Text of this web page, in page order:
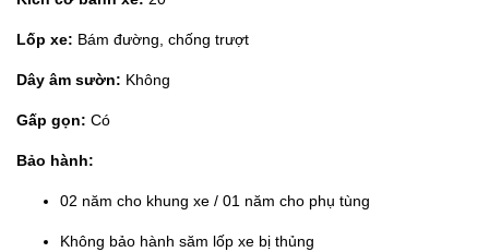
Lốp xe: Bám đường, chống trượt
Dây âm sườn: Không
Gấp gọn: Có
Bảo hành:
02 năm cho khung xe / 01 năm cho phụ tùng
Không bảo hành săm lốp xe bị thủng